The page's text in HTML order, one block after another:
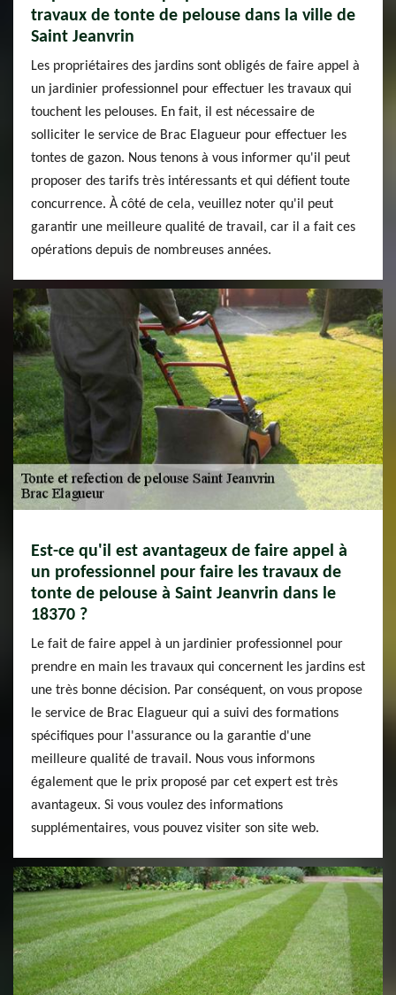
travaux de tonte de pelouse dans la ville de
Saint Jeanvrin
Les propriétaires des jardins sont obligés de faire appel à
un jardinier professionnel pour effectuer les travaux qui
touchent les pelouses. En fait, il est nécessaire de
solliciter le service de Brac Elagueur pour effectuer les
tontes de gazon. Nous tenons à vous informer qu'il peut
proposer des tarifs très intéressants et qui défient toute
concurrence. À côté de cela, veuillez noter qu'il peut
garantir une meilleure qualité de travail, car il a fait ces
opérations depuis de nombreuses années.
Est-ce qu'il est avantageux de faire appel à
un professionnel pour faire les travaux de
tonte de pelouse à Saint Jeanvrin dans le
18370 ?
Le fait de faire appel à un jardinier professionnel pour
prendre en main les travaux qui concernent les jardins est
une très bonne décision. Par conséquent, on vous propose
le service de Brac Elagueur qui a suivi des formations
spécifiques pour l'assurance ou la garantie d'une
meilleure qualité de travail. Nous vous informons
également que le prix proposé par cet expert est très
avantageux. Si vous voulez des informations
supplémentaires, vous pouvez visiter son site web.